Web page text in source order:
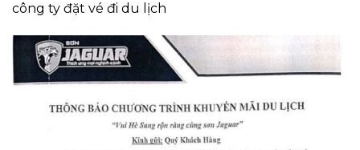
công ty đặt vé đi du lịch